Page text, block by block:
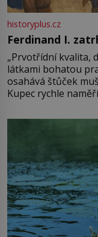
historyplus.cz
Ferdinand I.
„Prvotřídní kvalita,
látkami bohatou
osahává štůček
Kupec rychle
milostpaní. Stačí
množství růžového